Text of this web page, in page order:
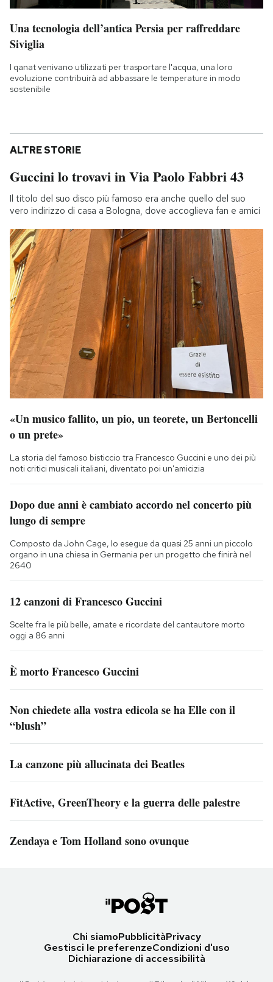
Una tecnologia dell’antica Persia per raffreddare
Siviglia
I qanat venivano utilizzati per trasportare l'acqua, una loro
evoluzione contribuirà ad abbassare le temperature in modo
sostenibile
ALTRE STORIE
Guccini lo trovavi in Via Paolo Fabbri 43
Il titolo del suo disco più famoso era anche quello del suo
vero indirizzo di casa a Bologna, dove accoglieva fan e amici
«Un musico fallito, un pio, un teorete, un Bertoncelli
o un prete»
La storia del famoso bisticcio tra Francesco Guccini e uno dei più
noti critici musicali italiani, diventato poi un'amicizia
Dopo due anni è cambiato accordo nel concerto più
lungo di sempre
Composto da John Cage, lo esegue da quasi 25 anni un piccolo
organo in una chiesa in Germania per un progetto che finirà nel
2640
12 canzoni di Francesco Guccini
Scelte fra le più belle, amate e ricordate del cantautore morto
oggi a 86 anni
È morto Francesco Guccini
Non chiedete alla vostra edicola se ha Elle con il
“blush”
La canzone più allucinata dei Beatles
FitActive, GreenTheory e la guerra delle palestre
Zendaya e Tom Holland sono ovunque
Chi siamoPubblicitàPrivacy
Gestisci le preferenzeCondizioni d'uso
Dichiarazione di accessibilità